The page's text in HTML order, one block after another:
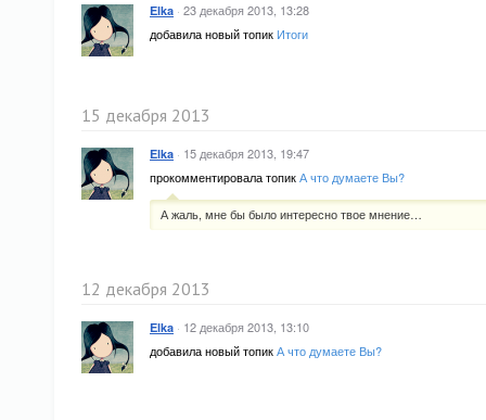
Elka · 23 декабря 2013, 13:28
добавила новый топик Итоги
15 декабря 2013
Elka · 15 декабря 2013, 19:47
прокомментировала топикА что думаете Вы?
А жаль, мне бы было интересно твое мнение…
12 декабря 2013
Elka · 12 декабря 2013, 13:10
добавила новый топикА что думаете Вы?